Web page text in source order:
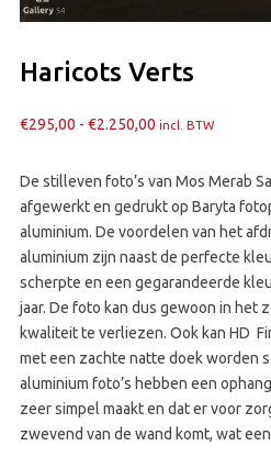
Haricots Verts
€295,00 - €2.250,00Prijsklasse:
tot
€2.250,00
incl. BTW
De stilleven foto’s van Mos Merab
afgewerkt en gedrukt op Baryta
aluminium. De voordelen van het
aluminium zijn naast de perfecte
scherpte en een gegarandeerde
jaar. De foto kan dus gewoon in het
kwaliteit te verliezen. Ook kan HD
met een zachte natte doek worden
aluminium foto’s hebben een
zeer simpel maakt en dat er voor
zwevend van de wand komt, wat